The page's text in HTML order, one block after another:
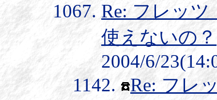
Re: フレッ
使えないの？
2004/6/
Re: フレ